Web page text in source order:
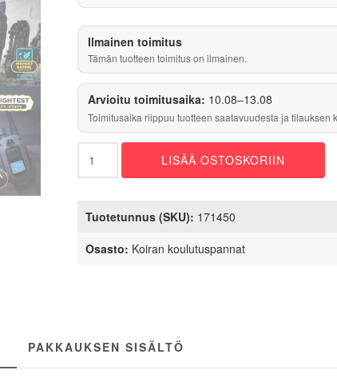
Ilmainen toimitus
Tämän tuotteen toimitus on ilmainen.
Arvioitu toimitusaika: 10.08–13.08
Toimitusaika riippuu tuotteen saatavuudesta ja tilauksen
Dogtra
1200X
kahdelle
koulutuspanta
LISÄÄ OSTOSKORIIN
Tuotetunnus (SKU): 171450
Osasto: Koiran koulutuspannat
PAKKAUKSEN SISÄLTÖ